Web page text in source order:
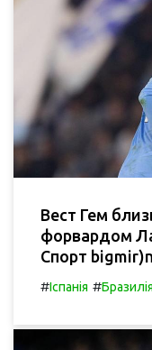
Вест Гем
форвардом
Спорт
#Іспанія #Бразилія